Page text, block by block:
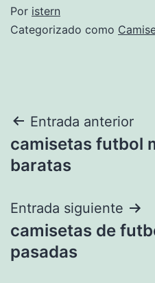
Por istern
Categorizado como
Navegación
de
Entrada anterior
camisetas futbol
baratas
Entrada siguiente
camisetas de
pasadas